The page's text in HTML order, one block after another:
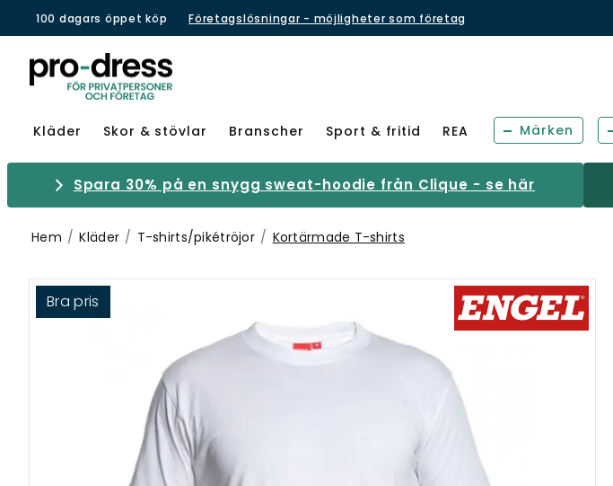
100 dagars öppet köp Företagslösningar - möjligheter som företag
Kläder Skor & stövlar Branscher Sport & fritid REA Märken
Spara 30% på en snygg sweat-hoodie från Clique - se här
Hem Kläder T-shirts/pikétröjor Kortärmade T-shirts
Bra pris